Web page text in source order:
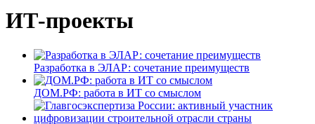
ИТ-проекты
Разработка в ЭЛАР: сочетание преимуществ
ДОМ.РФ: работа в ИТ со смыслом